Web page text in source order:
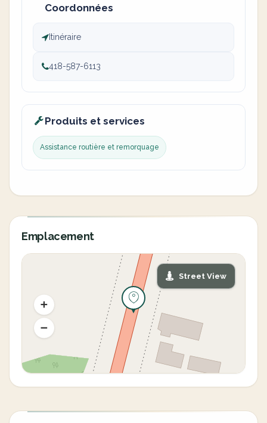
Coordonnées
Itinéraire
418-587-6113
Produits et services
Assistance routière et remorquage
Emplacement
Street View